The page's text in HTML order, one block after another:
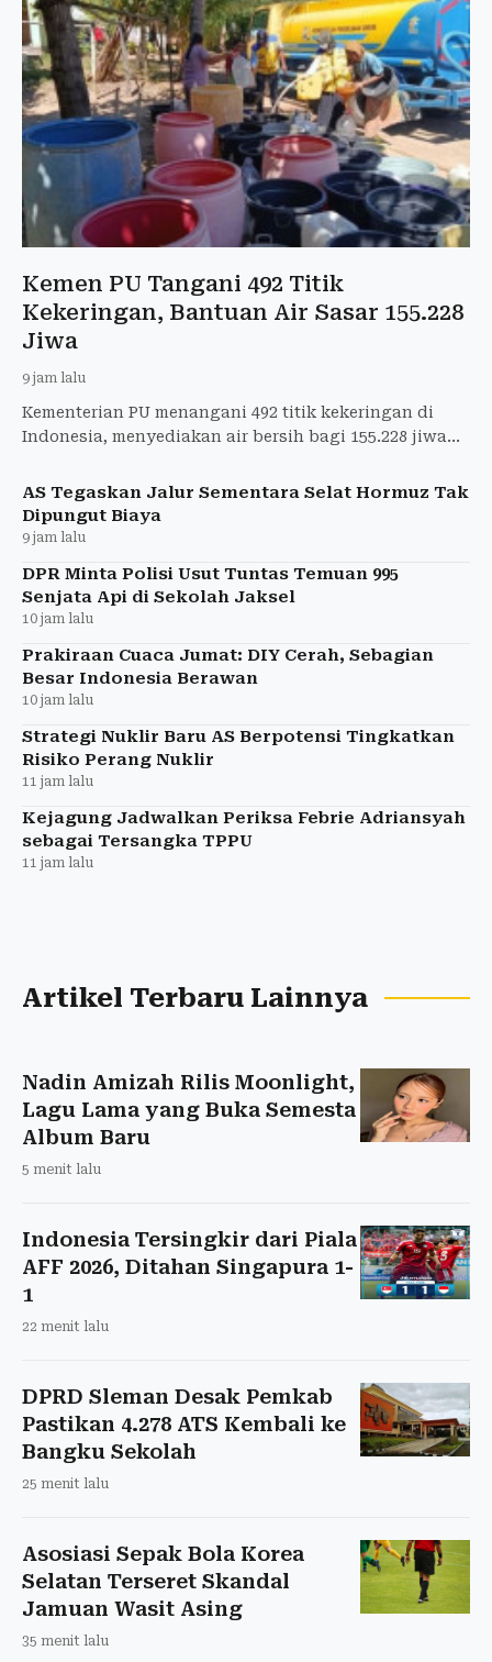
Kemen PU Tangani 492 Titik
Kekeringan, Bantuan Air Sasar 155.228
Jiwa
9 jam lalu
Kementerian PU menangani 492 titik kekeringan di
Indonesia, menyediakan air bersih bagi 155.228 jiwa
AS Tegaskan Jalur Sementara Selat Hormuz Tak
Dipungut Biaya
9 jam lalu
DPR Minta Polisi Usut Tuntas Temuan 995
Senjata Api di Sekolah Jaksel
10 jam lalu
Prakiraan Cuaca Jumat: DIY Cerah, Sebagian
Besar Indonesia Berawan
10 jam lalu
Strategi Nuklir Baru AS Berpotensi Tingkatkan
Risiko Perang Nuklir
11 jam lalu
Kejagung Jadwalkan Periksa Febrie Adriansyah
sebagai Tersangka TPPU
11 jam lalu
Artikel Terbaru Lainnya
Nadin Amizah Rilis Moonlight,
Lagu Lama yang Buka Semesta
Album Baru
5 menit lalu
Indonesia Tersingkir dari Piala
AFF 2026, Ditahan Singapura 1-
1
22 menit lalu
DPRD Sleman Desak Pemkab
Pastikan 4.278 ATS Kembali ke
Bangku Sekolah
25 menit lalu
Asosiasi Sepak Bola Korea
Selatan Terseret Skandal
Jamuan Wasit Asing
35 menit lalu